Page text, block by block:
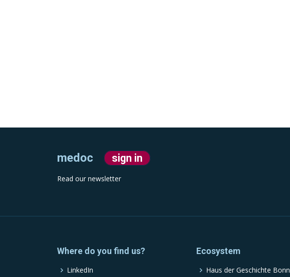
medoc sign in
Read our newsletter
Where do you find us?
LinkedIn
Ecosystem
Haus der Geschichte Bonn